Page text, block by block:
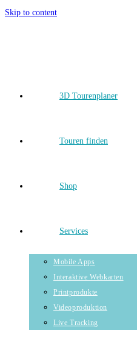
Skip to content
3D Tourenplaner
Touren finden
Shop
Services
Mobile Apps
Interaktive Webkarten
Printprodukte
Videoproduktion
Live Tracking